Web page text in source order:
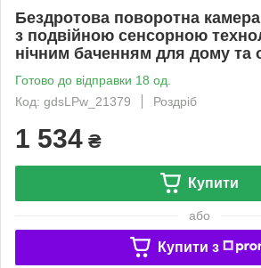
Бездротова поворотна
з подвійною сенсорною
нічним баченням для дому та
Готово до відправки 18 од.
Код: gdsLPw_21379
Роздріб
1 534 ₴
Купити
або
Купити з